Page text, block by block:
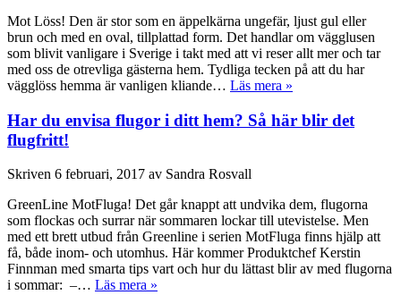
Mot Löss! Den är stor som en äppelkärna ungefär, ljust gul eller
brun och med en oval, tillplattad form. Det handlar om vägglusen
som blivit vanligare i Sverige i takt med att vi reser allt mer och tar
med oss de otrevliga gästerna hem. Tydliga tecken på att du har
vägglöss hemma är vanligen kliande… Läs mera »
Har du envisa flugor i ditt hem? Så här blir det
flugfritt!
Skriven 6 februari, 2017 av Sandra Rosvall
GreenLine MotFluga! Det går knappt att undvika dem, flugorna
som flockas och surrar när sommaren lockar till utevistelse. Men
med ett brett utbud från Greenline i serien MotFluga finns hjälp att
få, både inom- och utomhus. Här kommer Produktchef Kerstin
Finnman med smarta tips vart och hur du lättast blir av med flugorna
i sommar: –… Läs mera »